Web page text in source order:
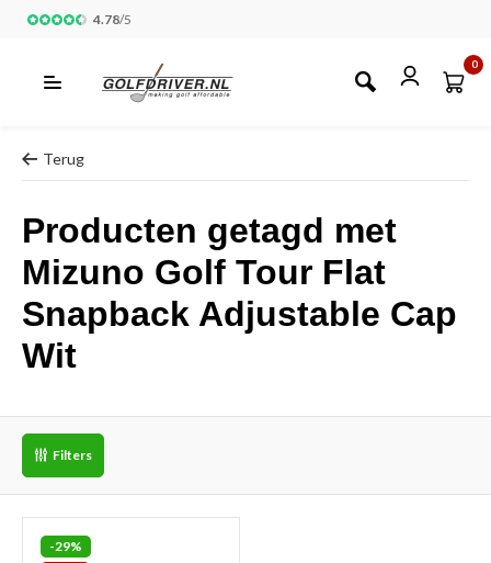
4.78/5
0
Terug
Producten getagd met
Mizuno Golf Tour Flat
Snapback Adjustable Cap
Wit
Filters
-29%